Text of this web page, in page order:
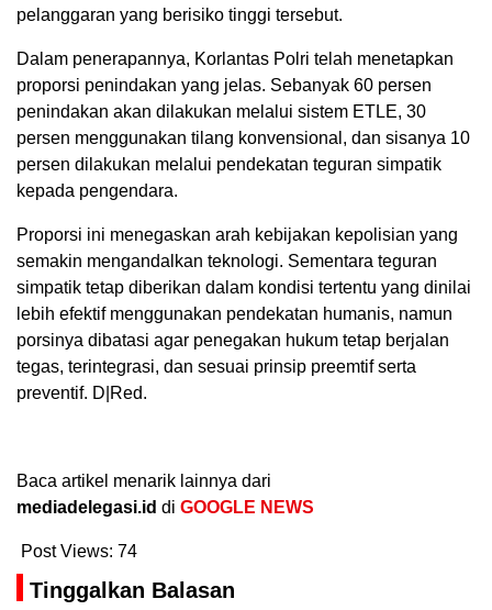
pelanggaran yang berisiko tinggi tersebut.
Dalam penerapannya, Korlantas Polri telah menetapkan
proporsi penindakan yang jelas. Sebanyak 60 persen
penindakan akan dilakukan melalui sistem ETLE, 30
persen menggunakan tilang konvensional, dan sisanya 10
persen dilakukan melalui pendekatan teguran simpatik
kepada pengendara.
Proporsi ini menegaskan arah kebijakan kepolisian yang
semakin mengandalkan teknologi. Sementara teguran
simpatik tetap diberikan dalam kondisi tertentu yang dinilai
lebih efektif menggunakan pendekatan humanis, namun
porsinya dibatasi agar penegakan hukum tetap berjalan
tegas, terintegrasi, dan sesuai prinsip preemtif serta
preventif. D|Red.
Baca artikel menarik lainnya dari
mediadelegasi.id di GOOGLE NEWS
Post Views: 74
Tinggalkan Balasan